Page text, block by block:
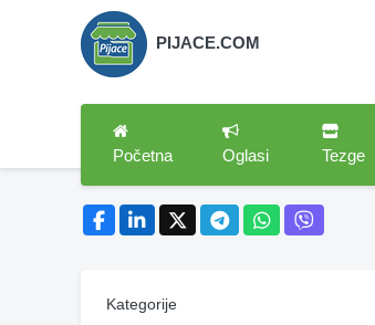
PIJACE.COM
Početna Oglasi Tezge
Kategorije